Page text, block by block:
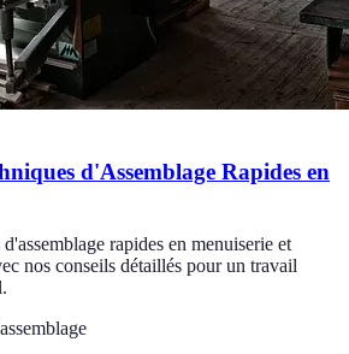
d'Assemblage Rapides en
rapides en menuiserie et
nos conseils détaillés pour un travail